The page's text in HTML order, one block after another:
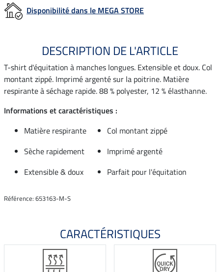
Disponibilité dans le MEGA STORE
DESCRIPTION DE L'ARTICLE
T-shirt d'équitation à manches longues. Extensible et doux. Col
montant zippé. Imprimé argenté sur la poitrine. Matière
respirante à séchage rapide. 88 % polyester, 12 % élasthanne.
Informations et caractéristiques :
Matière respirante
Col montant zippé
Sèche rapidement
Imprimé argenté
Extensible & doux
Parfait pour l'équitation
Référence: 653163-M-S
CARACTÉRISTIQUES